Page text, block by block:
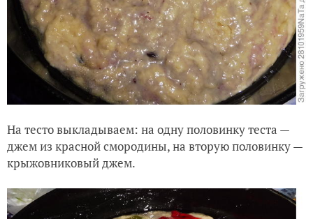
На тесто выкладываем: на одну половинку теста —
джем из красной смородины, на вторую половинку —
крыжовниковый джем.